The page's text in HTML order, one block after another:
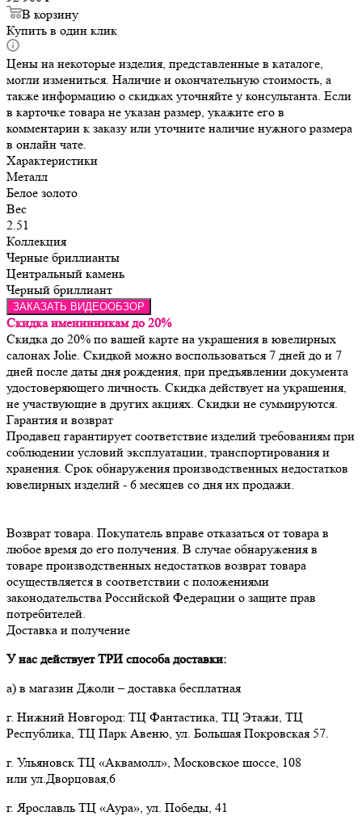
В корзину
Купить в один клик
Цены на некоторые изделия, представленные в каталоге,
могли измениться. Наличие и окончательную стоимость, а
также информацию о скидках уточняйте у консультанта. Если
в карточке товара не указан размер, укажите его в
комментарии к заказу или уточните наличие нужного размера
в онлайн чате.
Характеристики
Металл
Белое золото
Вес
2.51
Коллекция
Черные бриллианты
Центральный камень
Черный бриллиант
ЗАКАЗАТЬ ВИДЕООБЗОР
Скидка именинникам до 20%
Скидка до 20% по вашей карте на украшения в ювелирных
салонах Jolie. Скидкой можно воспользоваться 7 дней до и 7
дней после даты дня рождения, при предъявлении документа
удостоверяющего личность. Скидка действует на украшения,
не участвующие в других акциях. Скидки не суммируются.
Гарантия и возврат
Продавец гарантирует соответствие изделий требованиям при
соблюдении условий эксплуатации, транспортирования и
хранения. Срок обнаружения производственных недостатков
Возврат товара. Покупатель вправе отказаться от товара в
любое время до его получения. В случае обнаружения в
товаре производственных недостатков возврат товара
осуществляется в соответствии с положениями
законодательства Российской Федерации о защите прав
потребителей.
Доставка и получение
У нас действует ТРИ способа доставки:
а) в магазин Джоли – доставка бесплатная
г. Нижний Новгород: ТЦ Фантастика, ТЦ Этажи, ТЦ
Республика, ТЦ Парк Авеню, ул. Большая Покровская 57.
г. Ульяновск ТЦ «Аквамолл», Московское шоссе, 108
или ул.Дворцовая,6
г. Ярославль ТЦ «Аура», ул. Победы, 41